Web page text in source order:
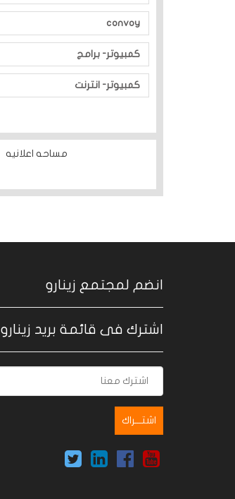
convoy
كمبيوتر- برامج
كمبيوتر- انترنت
مساحه اعلانيه
انضم لمجتمع زينارو
اشترك فى قائمة بريد زينارو